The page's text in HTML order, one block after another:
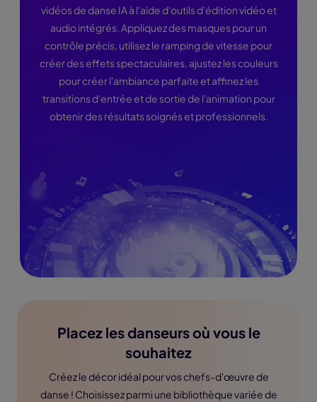
vidéos de danse IA à l'aide d'outils d'édition vidéo et
audio intégrés. Appliquez des masques pour un
contrôle précis, utilisez le ramping de vitesse pour
créer des effets spectaculaires, ajustez les couleurs
pour créer l'ambiance parfaite et affinez les
transitions d'entrée et de sortie de l'animation pour
obtenir des résultats soignés et professionnels.
Placez les danseurs où vous le
souhaitez
Créez le décor idéal pour vos chefs-d'œuvre de
danse ! Choisissez parmi une bibliothèque variée de